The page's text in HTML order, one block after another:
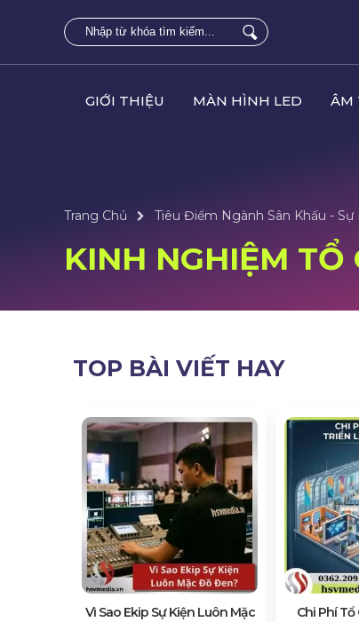
GIỚI THIỆU MÀN HÌNH LED ÂM
Trang Chủ Tiêu Điểm Ngành Sân Khấu - Sự
KINH NGHIỆM TỔ
TOP BÀI VIẾT HAY
Vì Sao Ekip Sự Kiện Luôn Mặc
Chi Phí